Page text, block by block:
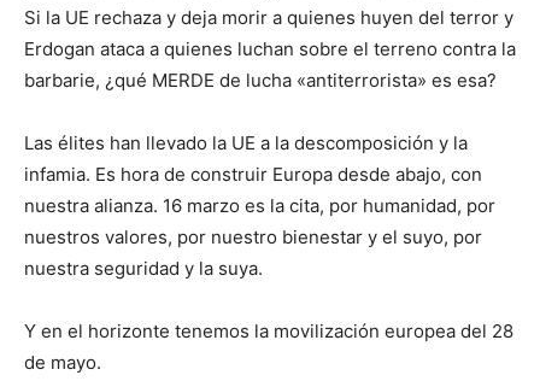
Si la UE rechaza y deja morir a quienes huyen del terror y
Erdogan ataca a quienes luchan sobre el terreno contra la
barbarie, ¿qué MERDE de lucha «antiterrorista» es esa?
Las élites han llevado la UE a la descomposición y la
infamia. Es hora de construir Europa desde abajo, con
nuestra alianza. 16 marzo es la cita, por humanidad, por
nuestros valores, por nuestro bienestar y el suyo, por
nuestra seguridad y la suya.
Y en el horizonte tenemos la movilización europea del 28
de mayo.